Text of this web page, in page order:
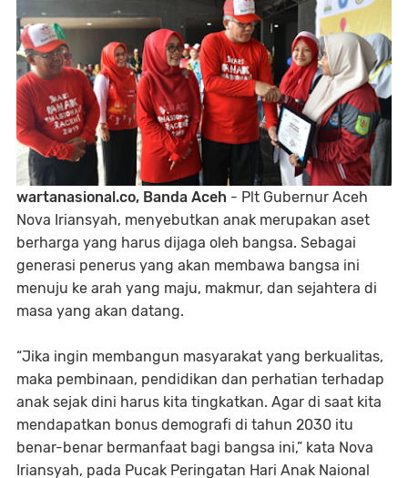
wartanasional.co, Banda Aceh - Plt Gubernur Aceh
Nova Iriansyah, menyebutkan anak merupakan aset
berharga yang harus dijaga oleh bangsa. Sebagai
generasi penerus yang akan membawa bangsa ini
menuju ke arah yang maju, makmur, dan sejahtera di
masa yang akan datang.
“Jika ingin membangun masyarakat yang berkualitas,
maka pembinaan, pendidikan dan perhatian terhadap
anak sejak dini harus kita tingkatkan. Agar di saat kita
mendapatkan bonus demografi di tahun 2030 itu
benar-benar bermanfaat bagi bangsa ini,” kata Nova
Iriansyah, pada Pucak Peringatan Hari Anak Naional